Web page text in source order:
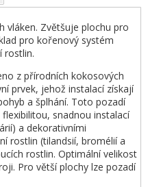
vláken. Zvětšuje plochu pro
pro kořenový systém
rostlin.
z přírodních kokosových
prvek, jehož instalací získají
a šplhání. Toto pozadí
snadnou instalací
a dekorativními
rostlin (tilandsií, bromélií a
rostlin. Optimální velikost
Pro větší plochy lze pozadí